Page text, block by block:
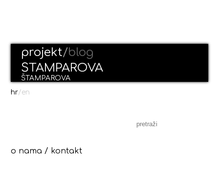
projekt/blog
ŠTAMPAROVA
ŠTAMPAROVA
hr/en
o nama / kontakt